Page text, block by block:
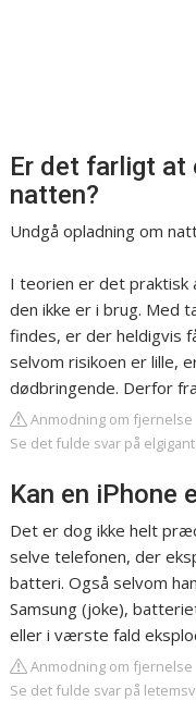
Er det farligt at
natten?
Undgå opladning om
I teorien er det praktisk
den ikke er i brug. Med
findes, er der heldigvis
selvom risikoen er lille,
dødbringende. Derfor
Anmodning om fjernelse
Se det fulde svar på
Kan en iPhone
Det er dog ikke helt
selve telefonen, der
batteri. Også selvom
Samsung (joke),
eller i værste fald
Anmodning om fjernelse
Se det fulde svar på